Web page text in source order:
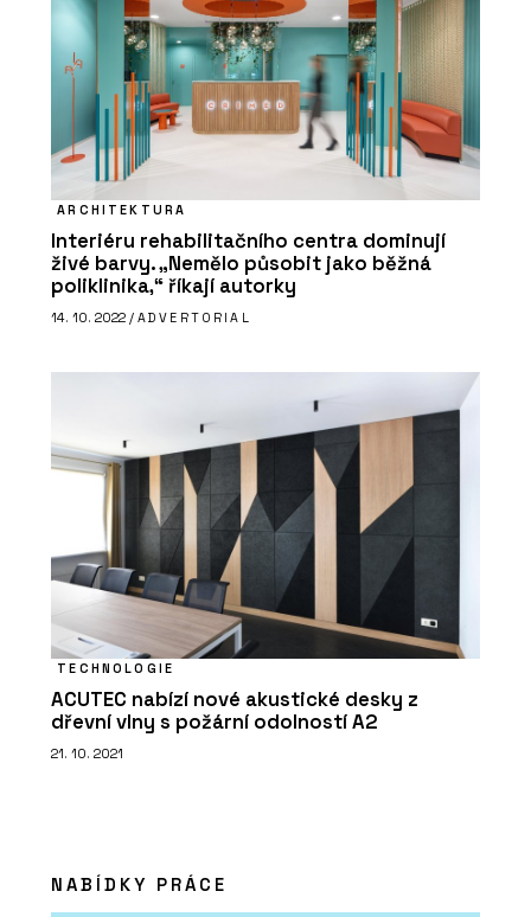
ARCHITEKTURA
Interiéru rehabilitačního centra dominují
živé barvy. „Nemělo působit jako běžná
poliklinika,“ říkají autorky
14. 10. 2022 / ADVERTORIAL
TECHNOLOGIE
ACUTEC nabízí nové akustické desky z
dřevní vlny s požární odolností A2
21. 10. 2021
NABÍDKY PRÁCE